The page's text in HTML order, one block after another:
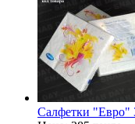
Салфетки "Евро"